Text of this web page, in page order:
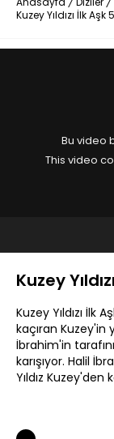
Kuzey Yıldızı İlk
Bu video
This video
Kuzey
Kuzey Yıldızı İlk
kaçıran Kuzey'in
İbrahim'in
karışıyor. Halil
Yıldız Kuzey'den